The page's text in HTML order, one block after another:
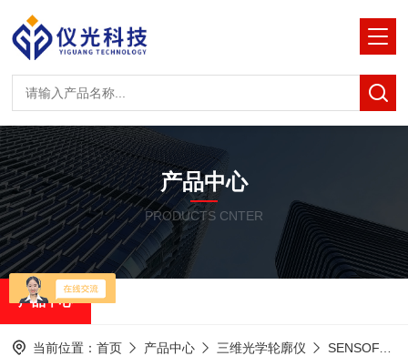
产品中心
PRODUCTS CNTER
产品中心
当前位置： 首页 产品中心 三维光学轮廓仪 SENSOFAR共聚焦白光干涉仪